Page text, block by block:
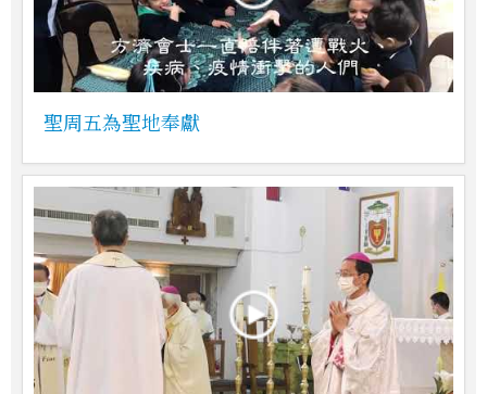
聖周五為聖地奉獻